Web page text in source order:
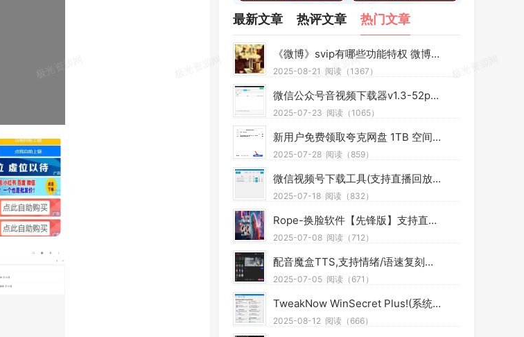
最新文章 热评文章 热门文章
《微博》svip有哪些功能特权 微博svip功能特权介绍
2025-08-21 阅读（1367）
微信公众号音视频下载器v1.3-52pojie版
2025-07-23 阅读（1065）
新用户免费领取夸克网盘 1TB 空间 夸克每天领取免费空间教程
2025-07-28 阅读（859）
微信视频号下载工具(支持直播回放、直播流) v2.4 中文绿色版
2025-07-18 阅读（832）
Rope-换脸软件【先锋版】支持直播换脸 ROPE-LIVE-MW12
2025-07-08 阅读（712）
配音魔盒TTS,支持情绪/语速复刻，支持单/多角色配音
2025-07-05 阅读（671）
TweakNow WinSecret Plus!(系统优化软件) v7.6.1 便携版
2025-08-12 阅读（666）